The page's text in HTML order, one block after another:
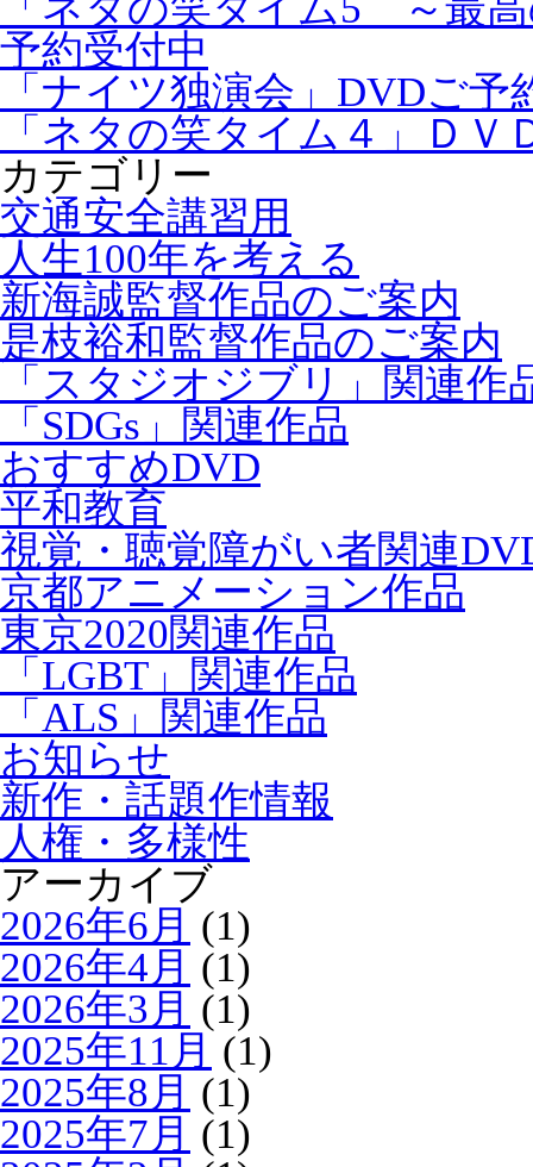
予約受付中
「ナイツ独演会」DVDご予
「ネタの笑タイム４」ＤＶ
カテゴリー
交通安全講習用
人生100年を考える
新海誠監督作品のご案内
是枝裕和監督作品のご案内
「スタジオジブリ」関連作
「SDGs」関連作品
おすすめDVD
平和教育
視覚・聴覚障がい者関連
京都アニメーション作品
東京2020関連作品
「LGBT」関連作品
「ALS」関連作品
お知らせ
新作・話題作情報
人権・多様性
アーカイブ
2026年6月 (1)
2026年4月 (1)
2026年3月 (1)
2025年11月 (1)
2025年8月 (1)
2025年7月 (1)